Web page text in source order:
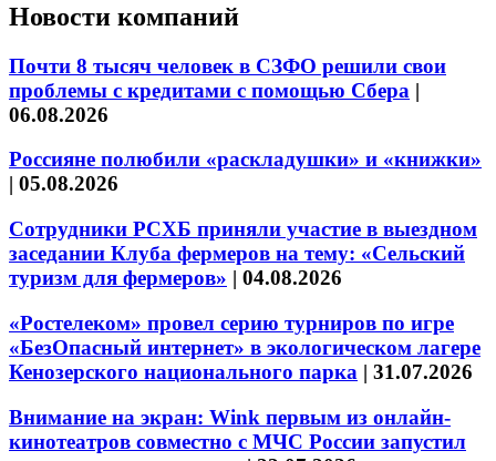
Новости компаний
Почти 8 тысяч человек в СЗФО решили свои
проблемы с кредитами с помощью Сбера |
06.08.2026
Россияне полюбили «раскладушки» и «книжки»
| 05.08.2026
Сотрудники РСХБ приняли участие в выездном
заседании Клуба фермеров на тему: «Сельский
туризм для фермеров» | 04.08.2026
«Ростелеком» провел серию турниров по игре
«БезОпасный интернет» в экологическом лагере
Кенозерского национального парка | 31.07.2026
Внимание на экран: Wink первым из онлайн-
кинотеатров совместно с МЧС России запустил